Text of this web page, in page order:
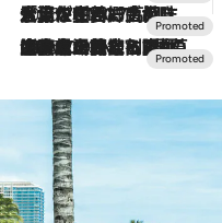
2026.7.17
「土佐和ハーブかき氷」がOMO7高知に登場！生姜、山椒、大葉など目にも舌にも涼を呼ぶ郷土の味
2026.7.10
NEW OPEN！【界 草津】名湯の地に誕生。趣の異なる2種の温泉と上州ならではの会席・蕎麦割烹など美食を味わう究極の癒やし旅